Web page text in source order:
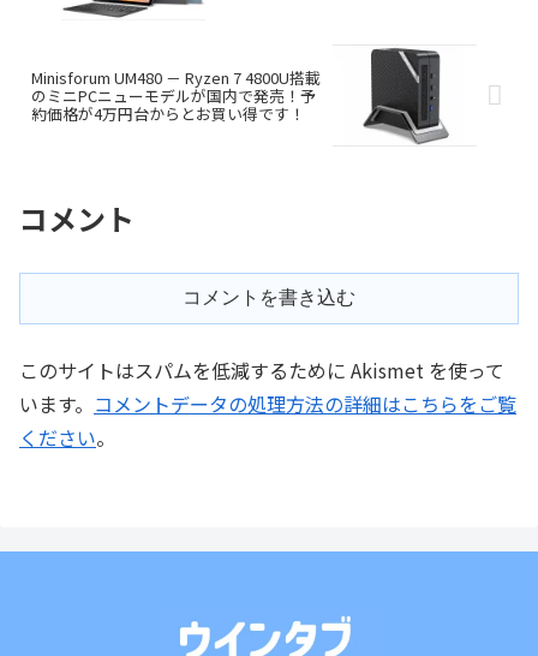
Minisforum UM480 － Ryzen 7 4800U搭載
のミニPCニューモデルが国内で発売！予
約価格が4万円台からとお買い得です！
コメント
コメントを書き込む
このサイトはスパムを低減するために Akismet を使って
います。 コメントデータの処理方法の詳細はこちらをご覧
ください。